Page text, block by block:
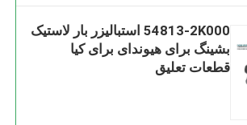
54813-2K000 استبالیزر بار لاستیک
بشینگ برای هیوندای برای کیا
قطعات تعلیق